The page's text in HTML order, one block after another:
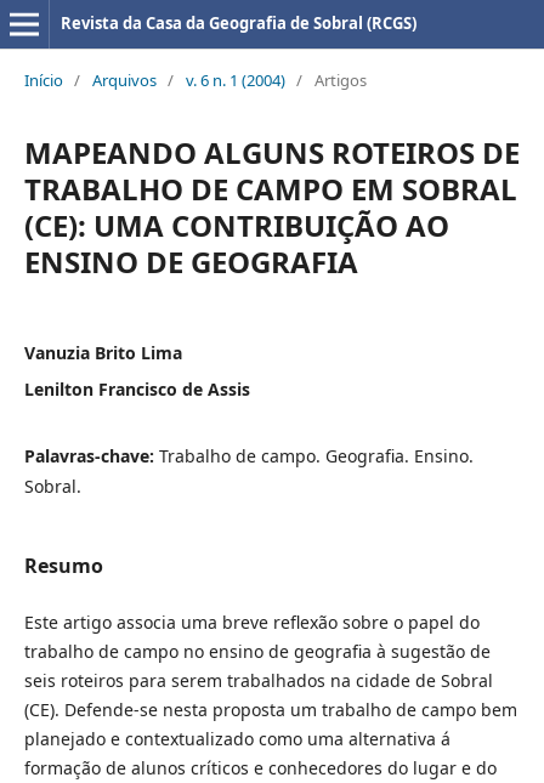
Revista da Casa da Geografia de Sobral (RCGS)
Início / Arquivos / v. 6 n. 1 (2004) / Artigos
MAPEANDO ALGUNS ROTEIROS DE
TRABALHO DE CAMPO EM SOBRAL
(CE): UMA CONTRIBUIÇÃO AO
ENSINO DE GEOGRAFIA
Vanuzia Brito Lima
Lenilton Francisco de Assis
Palavras-chave: Trabalho de campo. Geografia. Ensino.
Sobral.
Resumo
Este artigo associa uma breve reflexão sobre o papel do
trabalho de campo no ensino de geografia à sugestão de
seis roteiros para serem trabalhados na cidade de Sobral
(CE). Defende-se nesta proposta um trabalho de campo bem
planejado e contextualizado como uma alternativa á
formação de alunos críticos e conhecedores do lugar e do